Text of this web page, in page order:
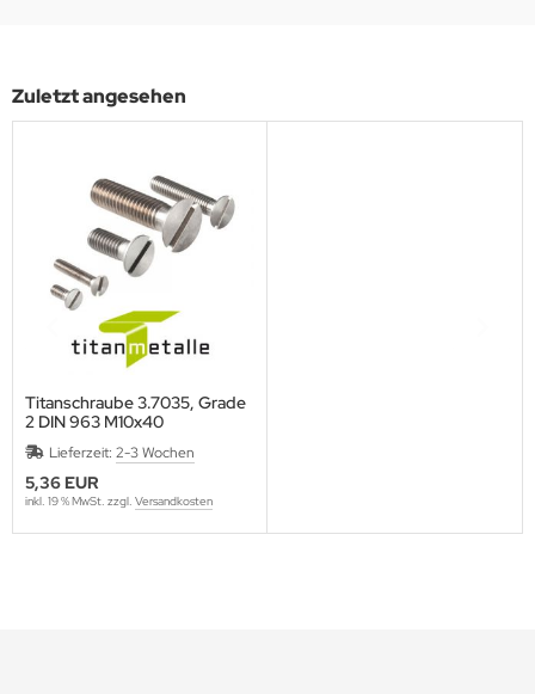
Zuletzt angesehen
Titanschraube 3.7035, Grade
2 DIN 963 M10x40
Lieferzeit: 2-3 Wochen
5,36 EUR
inkl. 19 % MwSt. zzgl. Versandkosten